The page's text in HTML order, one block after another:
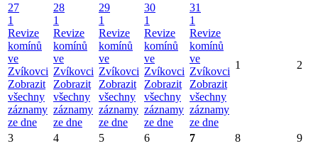
27
1
Revize
komínů
ve
Zvíkovci
Zobrazit
všechny
záznamy
ze dne
28
1
Revize
komínů
ve
Zvíkovci
Zobrazit
všechny
záznamy
ze dne
29
1
Revize
komínů
ve
Zvíkovci
Zobrazit
všechny
záznamy
ze dne
30
1
Revize
komínů
ve
Zvíkovci
Zobrazit
všechny
záznamy
ze dne
31
1
Revize
komínů
ve
Zvíkovci
Zobrazit
všechny
záznamy
ze dne
1 2
3 4 5 6 7 8 9